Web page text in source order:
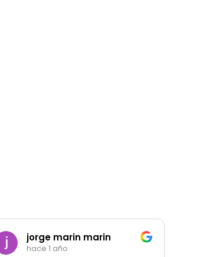
jorge marin marin
hace 1 año